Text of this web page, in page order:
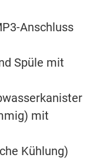
Anschluss
Spüle mit
mit
Kühlung)